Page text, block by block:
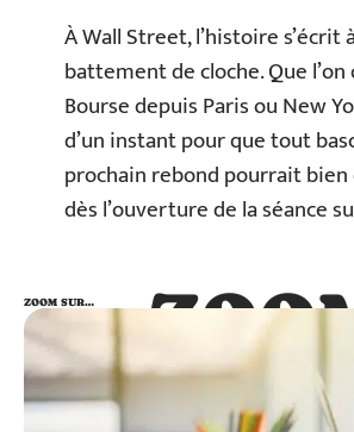
À Wall Street, l’histoire s’écrit
battement de cloche. Que
Bourse depuis Paris ou New
d’un instant pour que tout
prochain rebond pourrait
dès l’ouverture de la séance
SUR…
ZOOM SUR…